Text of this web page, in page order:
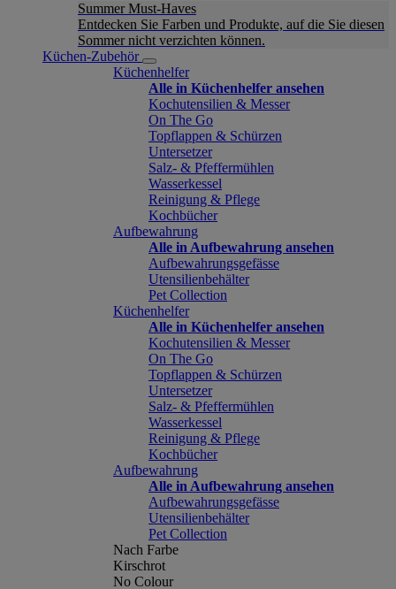
Summer Must-Haves
Entdecken Sie Farben und Produkte, auf die Sie diesen
Sommer nicht verzichten können.
Küchen-Zubehör
Küchenhelfer
Alle in Küchenhelfer ansehen
Kochutensilien & Messer
On The Go
Topflappen & Schürzen
Untersetzer
Salz- & Pfeffermühlen
Wasserkessel
Reinigung & Pflege
Kochbücher
Aufbewahrung
Alle in Aufbewahrung ansehen
Aufbewahrungsgefässe
Utensilienbehälter
Pet Collection
Küchenhelfer
Alle in Küchenhelfer ansehen
Kochutensilien & Messer
On The Go
Topflappen & Schürzen
Untersetzer
Salz- & Pfeffermühlen
Wasserkessel
Reinigung & Pflege
Kochbücher
Aufbewahrung
Alle in Aufbewahrung ansehen
Aufbewahrungsgefässe
Utensilienbehälter
Pet Collection
Nach Farbe
Kirschrot
No Colour